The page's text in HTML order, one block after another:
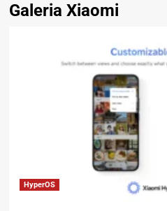
Galeria Xiaomi
HyperOS